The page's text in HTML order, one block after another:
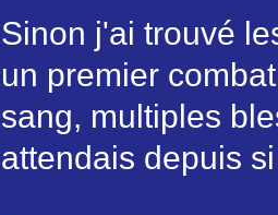
Sinon j'ai trouvé
un premier
sang, multiples
attendais depuis